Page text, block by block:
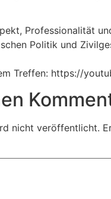
Professionalität
Politik und
Treffen: https://
nicht veröffentlicht.